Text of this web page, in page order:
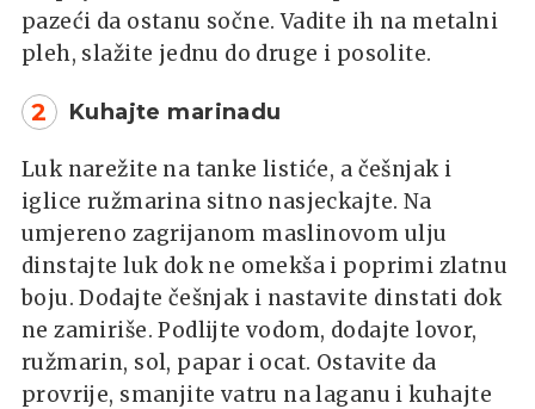
pazeći da ostanu sočne. Vadite ih na metalni
pleh, slažite jednu do druge i posolite.
2 Kuhajte marinadu
Luk narežite na tanke listiće, a češnjak i
iglice ružmarina sitno nasjeckajte. Na
umjereno zagrijanom maslinovom ulju
dinstajte luk dok ne omekša i poprimi zlatnu
boju. Dodajte češnjak i nastavite dinstati dok
ne zamiriše. Podlijte vodom, dodajte lovor,
ružmarin, sol, papar i ocat. Ostavite da
provrije, smanjite vatru na laganu i kuhajte